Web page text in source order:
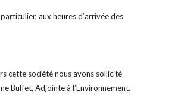
aux heures d’arrivée des
cette société nous avons sollicité
Buffet, Adjointe à l’Environnement.